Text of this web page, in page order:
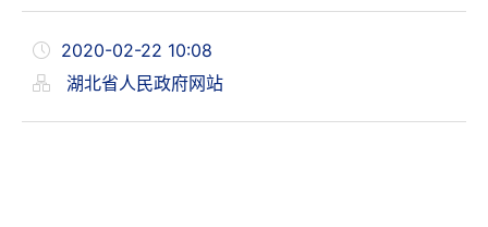
2020-02-22 10:08
湖北省人民政府网站